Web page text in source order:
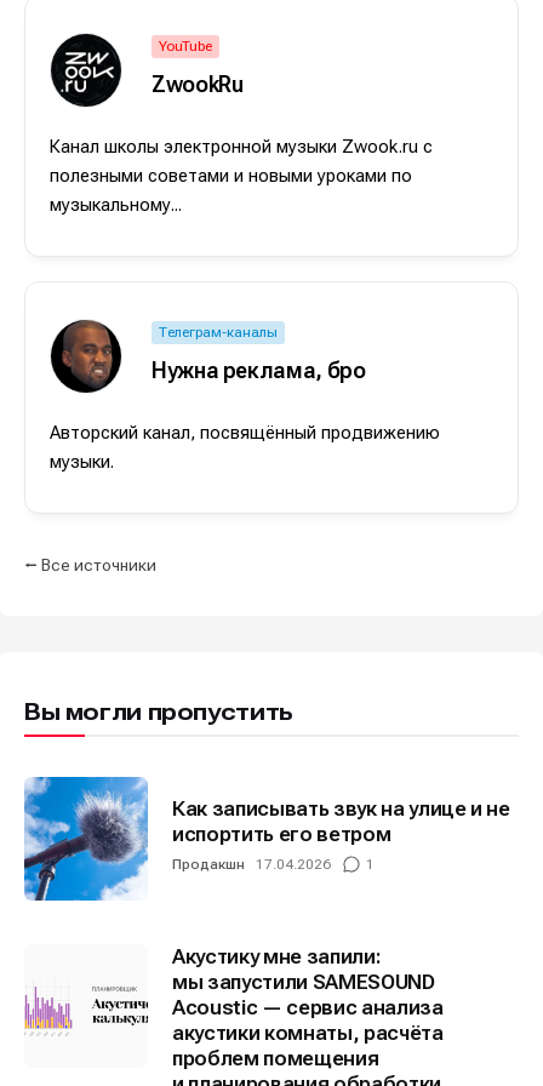
Информация
О проекте Реклама
Редакционная политика (в разработке)
Предложение новостей
Информация
О проекте Реклама
Редакционная политика (в разработке)
Предложение новостей
YouTube
ZwookRu
Канал школы электронной музыки Zwook.ru с
полезными советами и новыми уроками по
музыкальному...
Телеграм-каналы
Нужна реклама, бро
Авторский канал, посвящённый продвижению
музыки.
⭠ Все источники
Вы могли пропустить
Как записывать звук на улице и не
испортить его ветром
Продакшн 17.04.2026 1
Акустику мне запили:
мы запустили SAMESOUND
Acoustic — сервис анализа
акустики комнаты, расчёта
проблем помещения